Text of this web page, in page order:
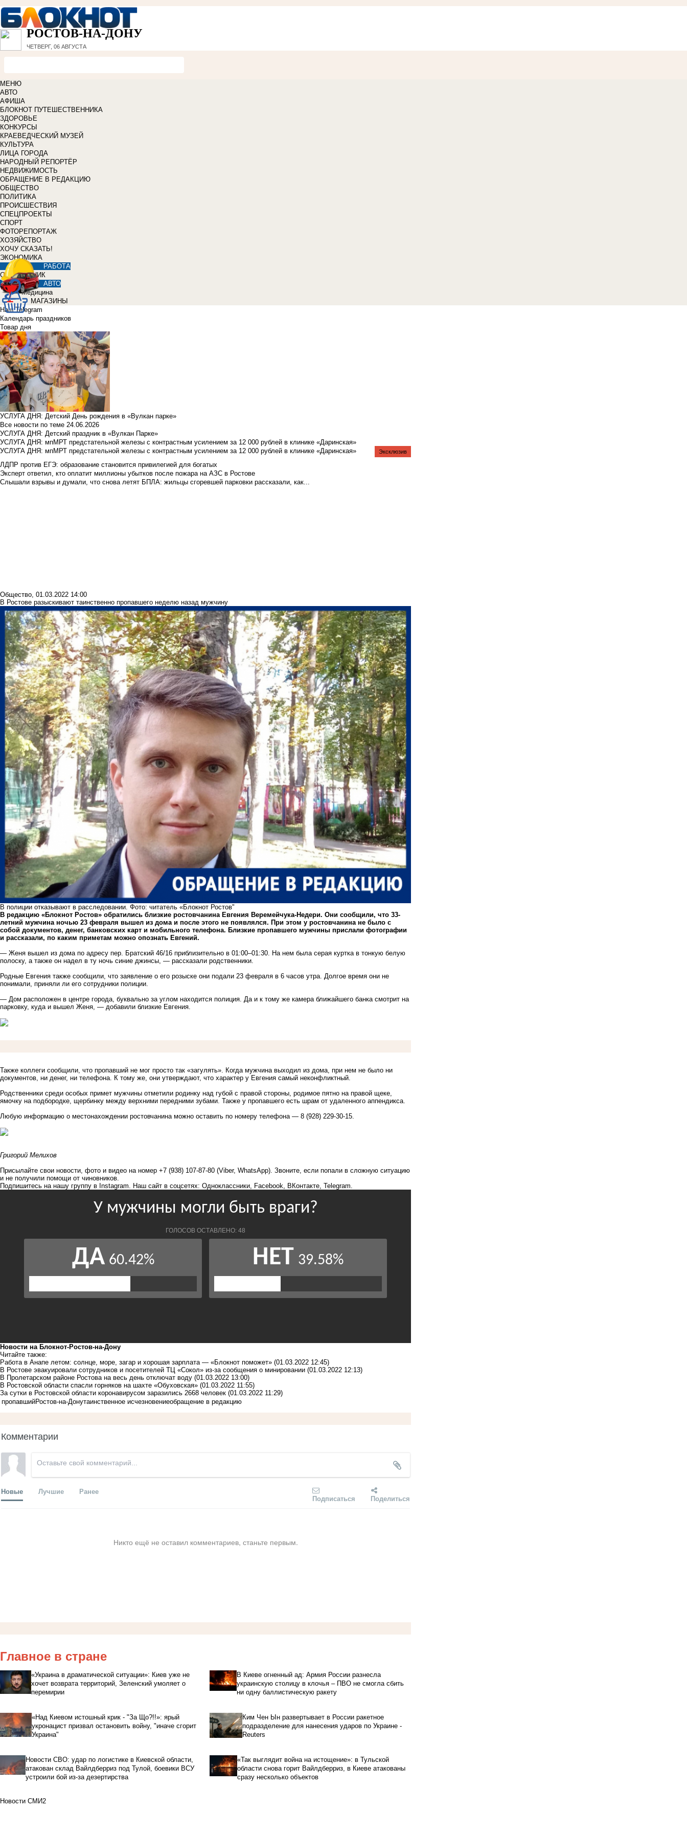
РОСТОВ-НА-ДОНУ
ЧЕТВЕРГ, 06 АВГУСТА
МЕНЮ
АВТО
АФИША
БЛОКНОТ ПУТЕШЕСТВЕННИКА
ЗДОРОВЬЕ
КОНКУРСЫ
КРАЕВЕДЧЕСКИЙ МУЗЕЙ
КУЛЬТУРА
ЛИЦА ГОРОДА
НАРОДНЫЙ РЕПОРТЁР
НЕДВИЖИМОСТЬ
ОБРАЩЕНИЕ В РЕДАКЦИЮ
ОБЩЕСТВО
ПОЛИТИКА
ПРОИСШЕСТВИЯ
СПЕЦПРОЕКТЫ
СПОРТ
ФОТОРЕПОРТАЖ
ХОЗЯЙСТВО
ХОЧУ СКАЗАТЬ!
ЭКОНОМИКА
РАБОТА
СПРАВОЧНИК
АВТО
Медицина
МАГАЗИНЫ
Наш Telegram
Календарь праздников
Товар дня
УСЛУГА ДНЯ: Детский День рождения в «Вулкан парке»
Все новости по теме 24.06.2026
УСЛУГА ДНЯ: Детский праздник в «Вулкан Парке»
УСЛУГА ДНЯ: мпМРТ предстательной железы с контрастным усилением за 12 000 рублей в клинике «Даринская»
УСЛУГА ДНЯ: мпМРТ предстательной железы с контрастным усилением за 12 000 рублей в клинике «Даринская»
ЛДПР против ЕГЭ: образование становится привилегией для богатых
Эксперт ответил, кто оплатит миллионы убытков после пожара на АЗС в Ростове
Слышали взрывы и думали, что снова летят БПЛА: жильцы сгоревшей парковки рассказали, как...
Эксклюзив
Общество, 01.03.2022 14:00
В Ростове разыскивают таинственно пропавшего неделю назад мужчину
В полиции отказывают в расследовании. Фото: читатель «Блокнот Ростов"
В редакцию «Блокнот Ростов» обратились близкие ростовчанина Евгения Веремейчука-Недери. Они сообщили, что 33-
летний мужчина ночью 23 февраля вышел из дома и после этого не появлялся. При этом у ростовчанина не было с
собой документов, денег, банковских карт и мобильного телефона. Близкие пропавшего мужчины прислали фотографии
и рассказали, по каким приметам можно опознать Евгений.
— Женя вышел из дома по адресу пер. Братский 46/16 приблизительно в 01:00–01:30. На нем была серая куртка в тонкую белую
полоску, а также он надел в ту ночь синие джинсы, — рассказали родственники.
Родные Евгения также сообщили, что заявление о его розыске они подали 23 февраля в 6 часов утра. Долгое время они не
понимали, приняли ли его сотрудники полиции.
— Дом расположен в центре города, буквально за углом находится полиция. Да и к тому же камера ближайшего банка смотрит на
парковку, куда и вышел Женя, — добавили близкие Евгения.
Также коллеги сообщили, что пропавший не мог просто так «загулять». Когда мужчина выходил из дома, при нем не было ни
документов, ни денег, ни телефона. К тому же, они утверждают, что характер у Евгения самый неконфликтный.
Родственники среди особых примет мужчины отметили родинку над губой с правой стороны, родимое пятно на правой щеке,
ямочку на подбородке, щербинку между верхними передними зубами. Также у пропавшего есть шрам от удаленного аппендикса.
Любую информацию о местонахождении ростовчанина можно оставить по номеру телефона — 8 (928) 229-30-15.
Григорий Мелихов
Присылайте свои новости, фото и видео на номер +7 (938) 107-87-80 (Viber, WhatsApp). Звоните, если попали в сложную ситуацию
и не получили помощи от чиновников.
Подпишитесь на нашу группу в Instagram. Наш сайт в соцсетях: Одноклассники, Facebook, ВКонтакте, Telegram.
Новости на Блoкнoт-Ростов-на-Дону
Читайте также:
Работа в Анапе летом: солнце, море, загар и хорошая зарплата — «Блокнот поможет» (01.03.2022 12:45)
В Ростове эвакуировали сотрудников и посетителей ТЦ «Сокол» из-за сообщения о минировании (01.03.2022 12:13)
В Пролетарском районе Ростова на весь день отключат воду (01.03.2022 13:00)
В Ростовской области спасли горняков на шахте «Обуховская» (01.03.2022 11:55)
За сутки в Ростовской области коронавирусом заразились 2668 человек (01.03.2022 11:29)
пропавшийРостов-на-Донутаинственное исчезновениеобращение в редакцию
Комментарии
Новые Лучшие Ранее
Подписаться Поделиться
Никто ещё не оставил комментариев, станьте первым.
Главное в стране
«Украина в драматической ситуации»: Киев уже не
хочет возврата территорий, Зеленский умоляет о
перемирии
В Киеве огненный ад: Армия России разнесла
украинскую столицу в клочья – ПВО не смогла сбить
ни одну баллистическую ракету
«Над Киевом истошный крик - "За Що?!!»: ярый
укронацист призвал остановить войну, "иначе сгорит
Украина"
Ким Чен Ын развертывает в России ракетное
подразделение для нанесения ударов по Украине -
Reuters
Новости СВО: удар по логистике в Киевской области,
атакован склад Вайлдберриз под Тулой, боевики ВСУ
устроили бой из-за дезертирства
«Так выглядит война на истощение»: в Тульской
области снова горит Вайлдберриз, в Киеве атакованы
сразу несколько объектов
Новости СМИ2